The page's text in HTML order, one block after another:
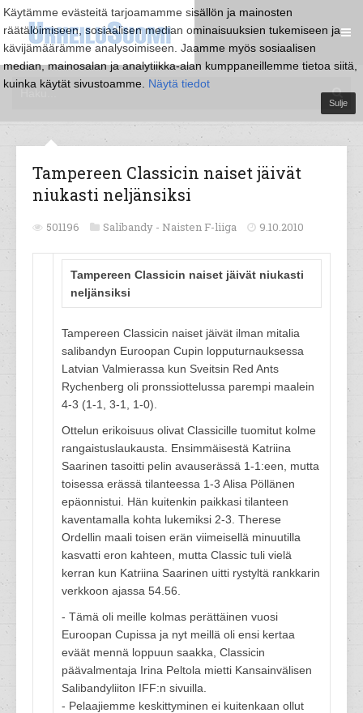
Käytämme evästeitä tarjoamamme sisällön ja mainosten
räätälöimiseen, sosiaalisen median ominaisuuksien tukemiseen ja
kävijämäärämme analysoimiseen. Jaamme myös sosiaalisen
median, mainosalan ja analytiikka-alan kumppaneillemme tietoa siitä,
kuinka käytät sivustoamme. Näytä tiedot
Sulje
Tampereen Classicin naiset jäivät
niukasti neljänsiksi
501196 Salibandy - Naisten F-liiga 9.10.2010
Tampereen Classicin naiset jäivät niukasti
neljänsiksi
Tampereen Classicin naiset jäivät ilman mitalia
salibandyn Euroopan Cupin lopputurnauksessa
Latvian Valmierassa kun Sveitsin Red Ants
Rychenberg oli pronssiottelussa parempi maalein
4-3 (1-1, 3-1, 1-0).
Ottelun erikoisuus olivat Classicille tuomitut kolme
rangaistuslaukausta. Ensimmäisestä Katriina
Saarinen tasoitti pelin avauserässä 1-1:een, mutta
toisessa erässä tilanteessa 1-3 Alisa Pöllänen
epäonnistui. Hän kuitenkin paikkasi tilanteen
kaventamalla kohta lukemiksi 2-3. Therese
Ordellin maali toisen erän viimeisellä minuutilla
kasvatti eron kahteen, mutta Classic tuli vielä
kerran kun Katriina Saarinen uitti rystyltä rankkarin
verkkoon ajassa 54.56.
- Tämä oli meille kolmas perättäinen vuosi
Euroopan Cupissa ja nyt meillä oli ensi kertaa
eväät mennä loppuun saakka, Classicin
päävalmentaja Irina Peltola mietti Kansainvälisen
Salibandyliiton IFF:n sivuilla.
- Pelaajiemme keskittyminen ei kuitenkaan ollut